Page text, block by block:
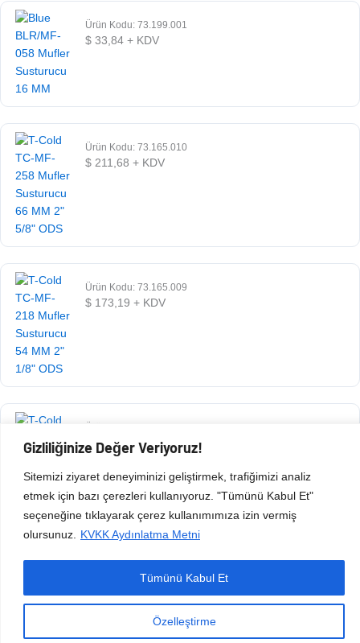
Gizliliğinize Değer Veriyoruz!
Sitemizi ziyaret deneyiminizi geliştirmek, trafiğimizi analiz
etmek için bazı çerezleri kullanıyoruz. "Tümünü Kabul Et"
seçeneğine tıklayarak çerez kullanımımıza izin vermiş
olursunuz.
KVKK Aydınlatma Metni
Özelleştirme
Tümünü Kabul Et
Ürün Kodu: 73.199.001
$ 33,84 + KDV
Ürün Kodu: 73.165.010
$ 211,68 + KDV
Ürün Kodu: 73.165.009
$ 173,19 + KDV
$ 73,13+ KDV